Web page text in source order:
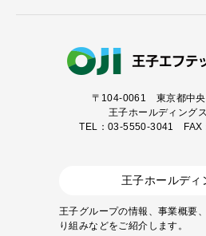
〒104-0061 東京都中
王子ホールディング
TEL：03-5550-3041 FAX
王子ホールディ
王子グループの情報、事業概要
り組みなどをご紹介します。